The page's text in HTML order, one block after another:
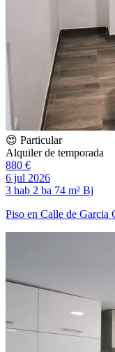
😍 Particular
Alquiler de temporada
880 €
6 jul 2026
3 hab 2 ba 74 m² Bj
Piso en Calle de Garcia